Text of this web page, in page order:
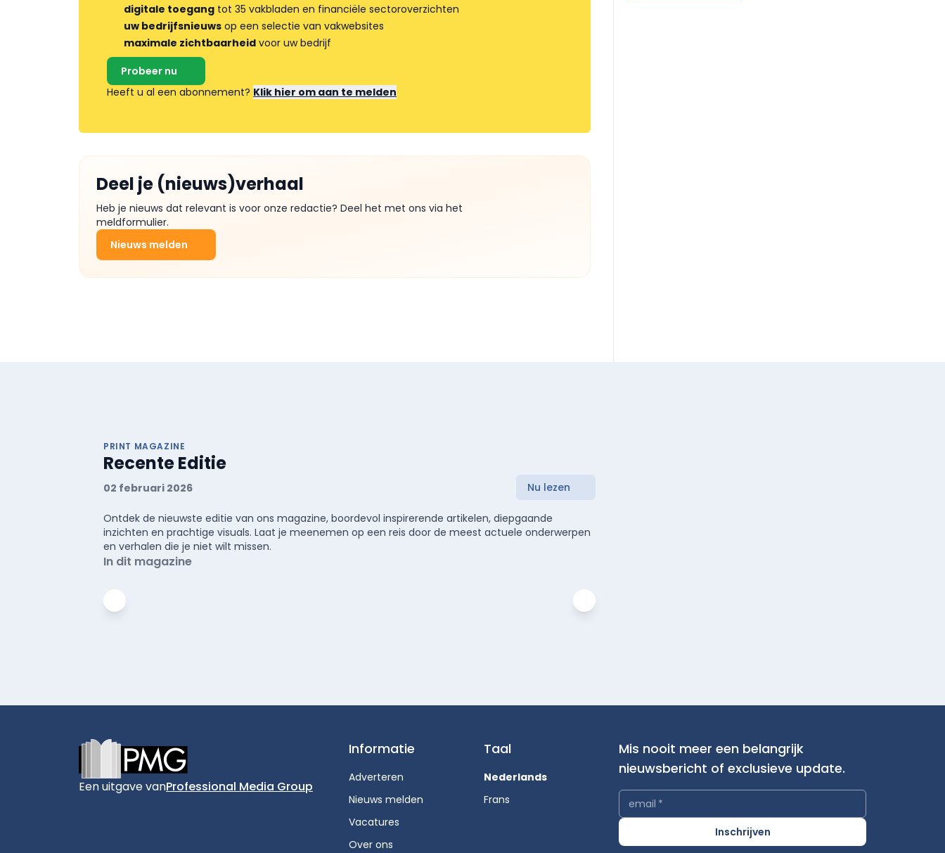
digitale toegang tot 35 vakbladen en financiële sectoroverzichten
uw bedrijfsnieuws op een selectie van vakwebsites
maximale zichtbaarheid voor uw bedrijf
Probeer nu
Heeft u al een abonnement? Klik hier om aan te melden
Deel je (nieuws)verhaal
Heb je nieuws dat relevant is voor onze redactie? Deel het met ons via het
meldformulier.
Nieuws melden
PRINT MAGAZINE
Recente Editie
02 februari 2026 Nu lezen
Ontdek de nieuwste editie van ons magazine, boordevol inspirerende artikelen, diepgaande
inzichten en prachtige visuals. Laat je meenemen op een reis door de meest actuele onderwerpen
en verhalen die je niet wilt missen.
In dit magazine
Een uitgave vanProfessional Media Group
Informatie
Adverteren
Nieuws melden
Vacatures
Over ons
Taal
Nederlands
Frans
Mis nooit meer een belangrijk
nieuwsbericht of exclusieve update.
email *
Inschrijven